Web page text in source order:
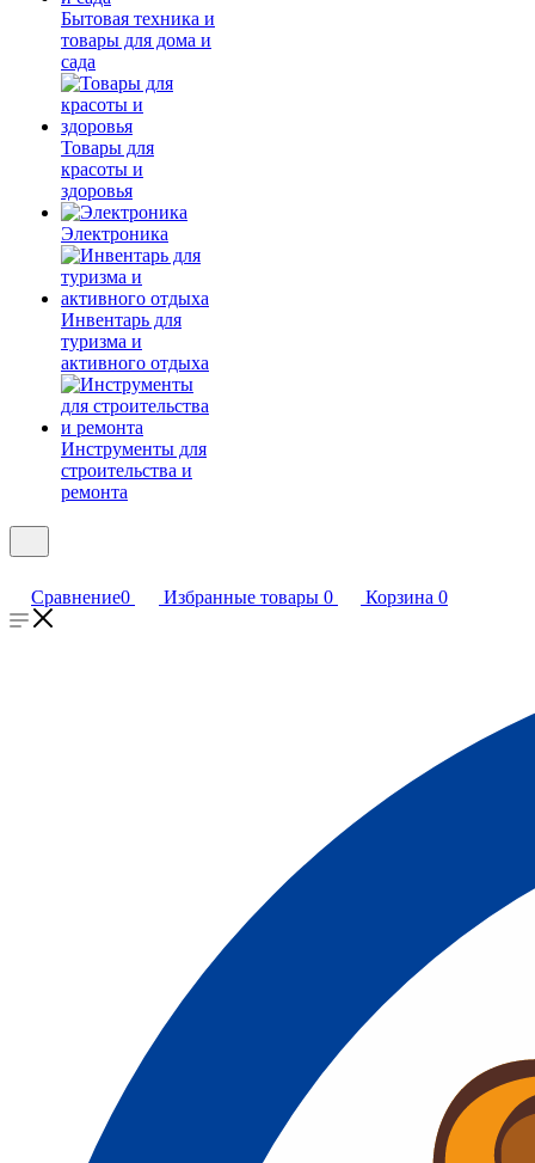
Бытовая техника и
товары для дома и
сада
Товары для
красоты и
здоровья
Электроника
Инвентарь для
туризма и
активного отдыха
Инструменты для
строительства и
ремонта
Сравнение0 Избранные товары 0 Корзина 0